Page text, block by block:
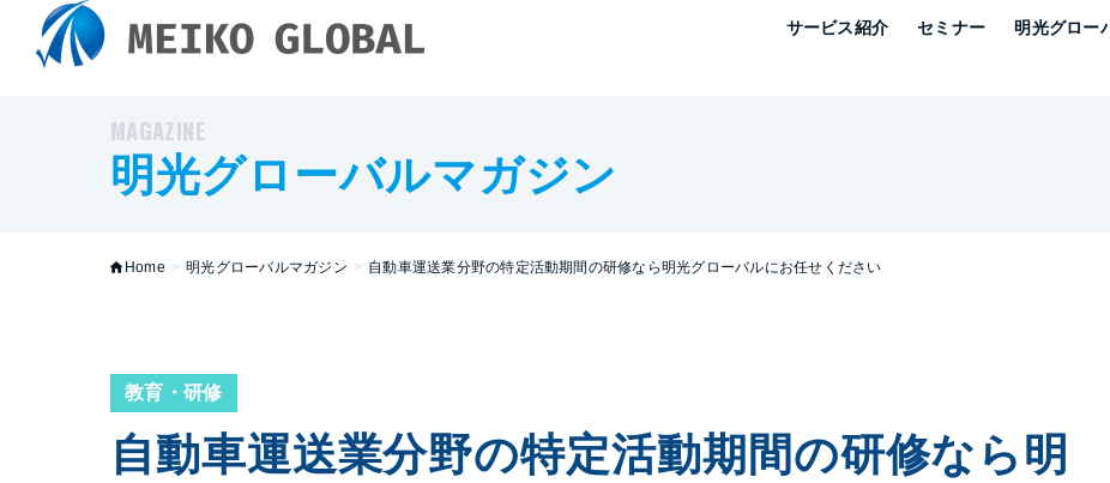
サービス紹介 セミナー 明光グロー
MAGAZINE
明光グローバルマガジン
Home > 明光グローバルマガジン > 自動車運送業分野の特定活動期間の研修なら明光グローバルにお任せください
教育・研修
自動車運送業分野の特定活動期間の研修なら明